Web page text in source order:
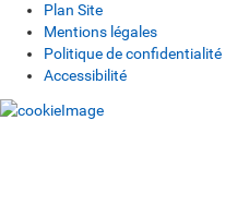
Plan Site
Mentions légales
Politique de confidentialité
Accessibilité